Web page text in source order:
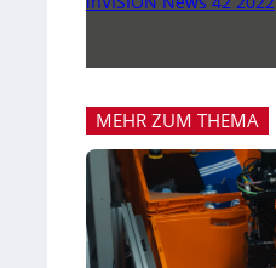
MEHR ZUM THEMA